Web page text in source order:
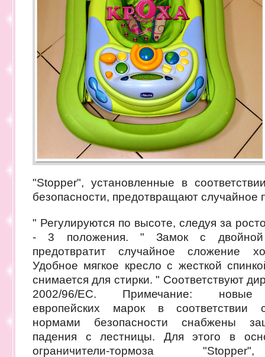
"Stopper", установленные в
безопасности, предотвращают
" Регулируются по высоте, следуя за
- 3 положения. " Замок с двойной
предотвратит случайное сложение
Удобное мягкое кресло с жесткой
снимается для стирки. " Соответствуют
2002/96/EC. Примечание: новые
европейских марок в соответствии
нормами безопасности снабжены
падения с лестницы. Для этого в
ограничители-тормоза